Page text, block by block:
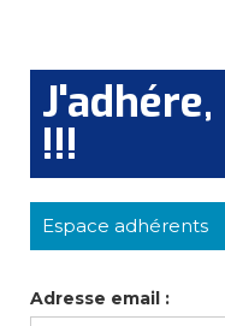
!!!
Espace adhérents
Adresse email :